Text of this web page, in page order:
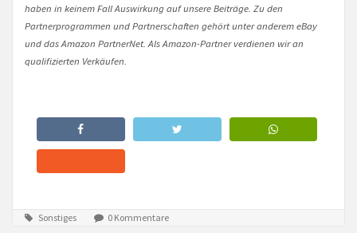
haben in keinem Fall Auswirkung auf unsere Beiträge. Zu den
Partnerprogrammen und Partnerschaften gehört unter anderem eBay
und das Amazon PartnerNet. Als Amazon-Partner verdienen wir an
qualifizierten Verkäufen.
Sonstiges 0 Kommentare